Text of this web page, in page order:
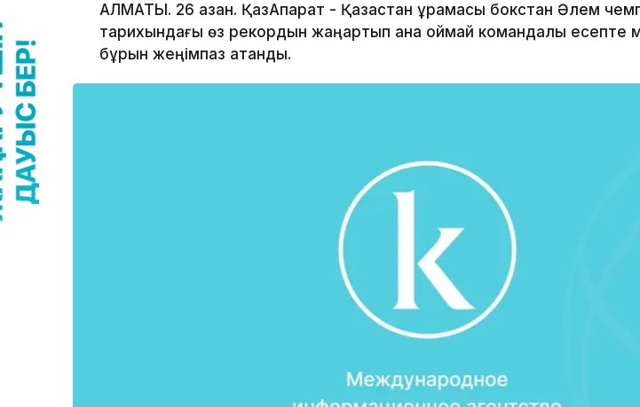
АЛМАТЫ. 26 қазан. ҚазАқпарат - Қазақстан құрамасы бокстан Әлем
тарихындағы өз рекордын жаңартып қана қоймай командалық есепте
бұрын жеңімпаз атанды.